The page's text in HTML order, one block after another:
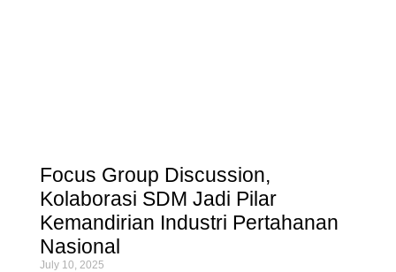
Focus Group Discussion,
Kolaborasi SDM Jadi Pilar
Kemandirian Industri Pertahanan
Nasional
July 10, 2025